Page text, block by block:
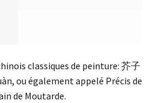
classiques de peinture: 芥子
ou également appelé Précis de
de Moutarde.